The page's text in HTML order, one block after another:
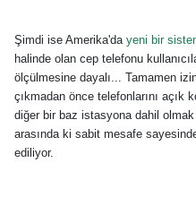
Şimdi ise Amerika'da yeni bir
halinde olan cep telefonu
ölçülmesine dayalı... Tamamen
çıkmadan önce telefonlarını
diğer bir baz istasyona dahil
arasında ki sabit mesafe
ediliyor.